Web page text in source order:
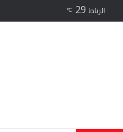
فيسبوك
الرباط 29
℃